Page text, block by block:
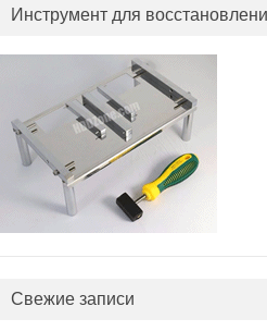
Инструмент для
Свежие записи